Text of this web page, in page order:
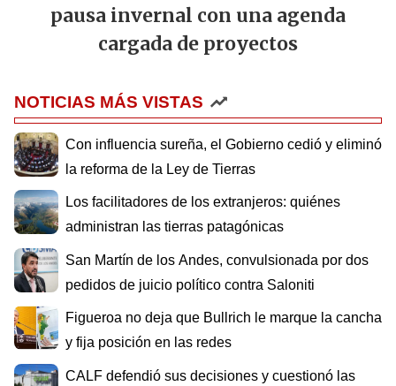
pausa invernal con una agenda
cargada de proyectos
NOTICIAS MÁS VISTAS
Con influencia sureña, el Gobierno cedió y eliminó
la reforma de la Ley de Tierras
Los facilitadores de los extranjeros: quiénes
administran las tierras patagónicas
San Martín de los Andes, convulsionada por dos
pedidos de juicio político contra Saloniti
Figueroa no deja que Bullrich le marque la cancha
y fija posición en las redes
CALF defendió sus decisiones y cuestionó las